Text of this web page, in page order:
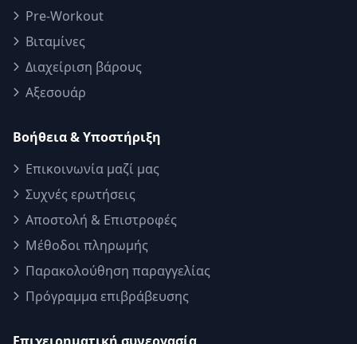
Pre-Workout
Βιταμίνες
Διαχείριση βάρους
Αξεσουάρ
Βοήθεια & Υποστήριξη
Επικοινωνία μαζί μας
Συχνές ερωτήσεις
Αποστολή & Επιστροφές
Μέθοδοι πληρωμής
Παρακολούθηση παραγγελίας
Πρόγραμμα επιβράβευσης